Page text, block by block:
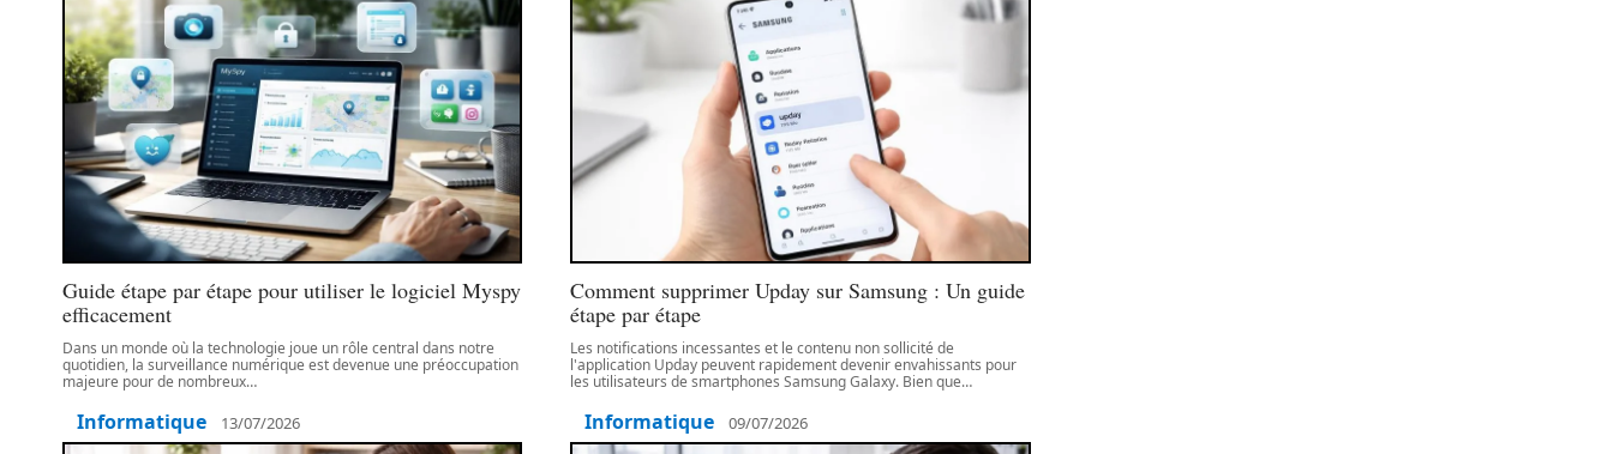
Guide étape par étape pour utiliser le logiciel Myspy
efficacement
Dans un monde où la technologie joue un rôle central dans notre
quotidien, la surveillance numérique est devenue une préoccupation
majeure pour de nombreux…
Informatique 13/07/2026
Comment supprimer Upday sur Samsung : Un guide
étape par étape
Les notifications incessantes et le contenu non sollicité de
l'application Upday peuvent rapidement devenir envahissants pour
les utilisateurs de smartphones Samsung Galaxy. Bien que…
Informatique 09/07/2026